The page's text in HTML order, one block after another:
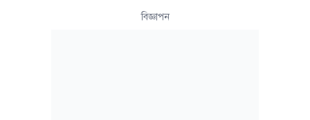
বিজ্ঞাপন